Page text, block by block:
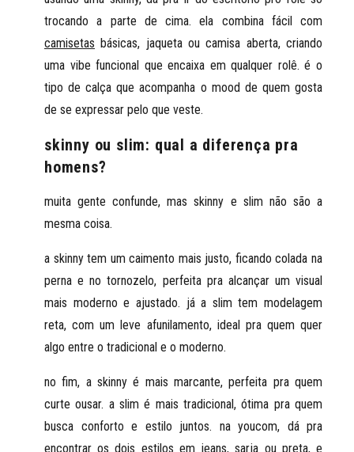
camisetas básicas, jaqueta ou camisa aberta, criando
uma vibe funcional que encaixa em qualquer rolê. é o
tipo de calça que acompanha o mood de quem gosta
de se expressar pelo que veste.
skinny ou slim: qual a diferença pra
homens?
muita gente confunde, mas skinny e slim não são a
mesma coisa.
a skinny tem um caimento mais justo, ficando colada na
perna e no tornozelo, perfeita pra alcançar um visual
mais moderno e ajustado. já a slim tem modelagem
reta, com um leve afunilamento, ideal pra quem quer
algo entre o tradicional e o moderno.
no fim, a skinny é mais marcante, perfeita pra quem
curte ousar. a slim é mais tradicional, ótima pra quem
busca conforto e estilo juntos. na youcom, dá pra
encontrar os dois estilos em jeans, sarja ou preta, e